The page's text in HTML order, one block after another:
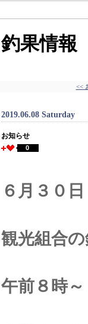
釣果情報
<<
2019.06.08 Saturday
お知らせ
0
６月３０
観光組合
午前８時